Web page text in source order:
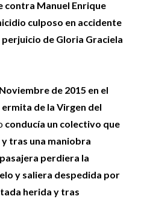
contra Manuel Enrique
culposo en accidente
de Gloria Graciela
de 2015 en el
de la Virgen del
conducía un colectivo que
tras una maniobra
perdiera la
y saliera despedida por
herida y tras